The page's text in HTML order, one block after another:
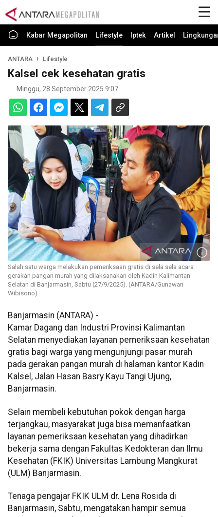
Kabar Megapolitan Lifestyle Iptek Artikel
ANTARA Lifestyle
Kalsel cek kesehatan gratis
Minggu, 28 September 2025 9:07
Salah satu warga melakukan pemeriksaan gratis di sela sela acara
gerakan pangan murah yang dilaksanakan oleh Kadin Kalimantan
Selatan di Banjarmasin, Sabtu (27/9/2025). (ANTARA/Gunawan
Wibisono)
Banjarmasin (ANTARA) -
Kamar Dagang dan Industri Provinsi Kalimantan
Selatan menyediakan layanan pemeriksaan kesehatan
gratis bagi warga yang mengunjungi pasar murah
pada gerakan pangan murah di halaman kantor Kadin
Kalsel, Jalan Hasan Basry Kayu Tangi Ujung,
Banjarmasin.
Selain membeli kebutuhan pokok dengan harga
terjangkau, masyarakat juga bisa memanfaatkan
layanan pemeriksaan kesehatan yang dihadirkan
bekerja sama dengan Fakultas Kedokteran dan Ilmu
Kesehatan (FKIK) Universitas Lambung Mangkurat
(ULM) Banjarmasin.
Tenaga pengajar FKIK ULM dr. Lena Rosida di
Banjarmasin, Sabtu, mengatakan hampir semua